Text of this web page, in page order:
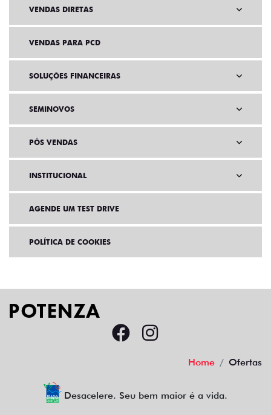
VENDAS DIRETAS
VENDAS PARA PCD
SOLUÇÕES FINANCEIRAS
SEMINOVOS
PÓS VENDAS
INSTITUCIONAL
AGENDE UM TEST DRIVE
POLÍTICA DE COOKIES
Home Ofertas
Desacelere. Seu bem maior é a vida.